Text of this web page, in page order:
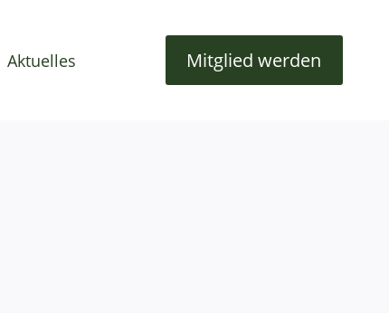
Aktuelles Mitglied werden